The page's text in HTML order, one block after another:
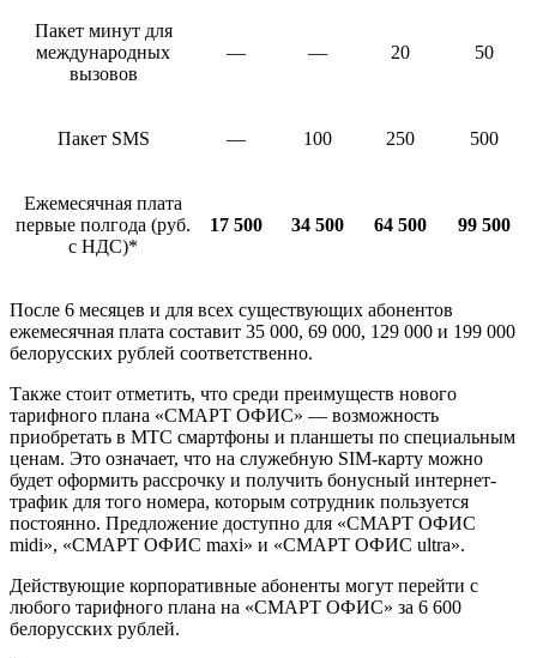
Пакет минут для
международных
вызовов
— — 20 50
Пакет SMS — 100 250 500
Ежемесячная плата
первые полгода (руб.
с НДС)*
17 500 34 500 64 500 99 500
После 6 месяцев и для всех существующих абонентов
ежемесячная плата составит 35 000, 69 000, 129 000 и 199 000
белорусских рублей соответственно.
Также стоит отметить, что среди преимуществ нового
тарифного плана «СМАРТ ОФИС» — возможность
приобретать в МТС смартфоны и планшеты по специальным
ценам. Это означает, что на служебную SIM-карту можно
будет оформить рассрочку и получить бонусный интернет-
трафик для того номера, которым сотрудник пользуется
постоянно. Предложение доступно для «СМАРТ ОФИС
midi», «СМАРТ ОФИС maxi» и «СМАРТ ОФИС ultra».
Действующие корпоративные абоненты могут перейти с
любого тарифного плана на «СМАРТ ОФИС» за 6 600
белорусских рублей.